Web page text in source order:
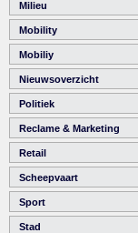
Milieu
Mobility
Mobiliy
Nieuwsoverzicht
Politiek
Reclame & Marketing
Retail
Scheepvaart
Sport
Stad